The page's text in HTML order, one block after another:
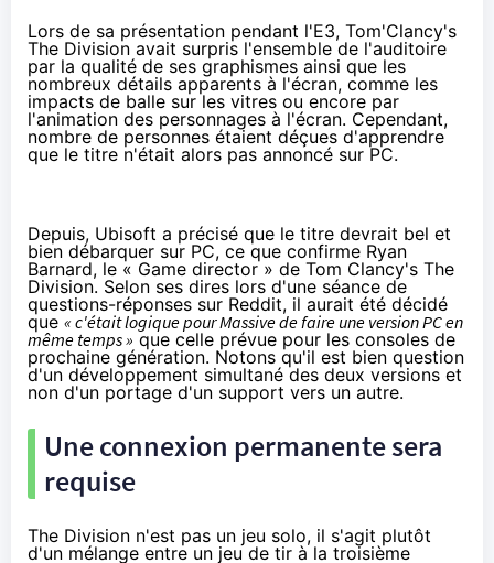
Lors de sa présentation pendant l'E3, Tom'Clancy's
The Division avait surpris l'ensemble de l'auditoire
par la qualité de ses graphismes ainsi que les
nombreux détails apparents à l'écran, comme les
impacts de balle sur les vitres ou encore par
l'animation des personnages à l'écran. Cependant,
nombre de personnes étaient déçues d'apprendre
que le titre n'était alors pas annoncé sur PC.
Depuis, Ubisoft a précisé que le titre devrait bel et
bien débarquer sur PC, ce que confirme Ryan
Barnard, le « Game director » de Tom Clancy's The
Division. Selon ses dires lors d'une séance de
questions-réponses sur Reddit, il aurait été décidé
que « c'était logique pour Massive de faire une version PC en
même temps » que celle prévue pour les consoles de
prochaine génération. Notons qu'il est bien question
d'un développement simultané des deux versions et
non d'un portage d'un support vers un autre.
Une connexion permanente sera
requise
The Division n'est pas un jeu solo, il s'agit plutôt
d'un mélange entre un jeu de tir à la troisième